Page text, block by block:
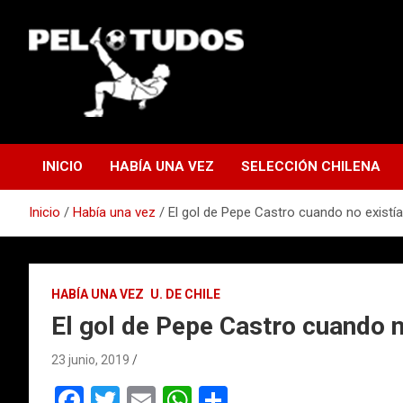
contenido
INICIO HABÍA UNA VEZ SELECCIÓN CHILENA
Inicio Había una vez El gol de Pepe Castro cuando no
HABÍA UNA VEZ U. DE CHILE
El gol de Pepe Castro cuando
23 junio, 2019